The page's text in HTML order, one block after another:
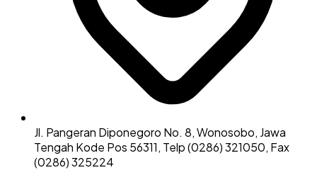
Jl. Pangeran Diponegoro No. 8, Wonosobo, Jawa
Tengah Kode Pos 56311, Telp (0286) 321050, Fax
(0286) 325224